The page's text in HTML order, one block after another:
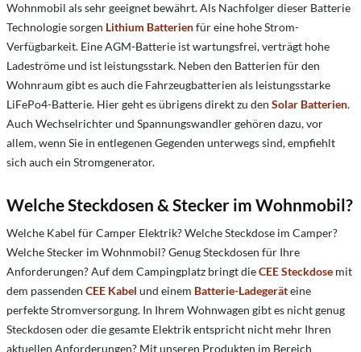
Wohnmobil als sehr geeignet bewährt. Als Nachfolger dieser Batterie
Technologie sorgen Lithium Batterienfür eine hohe Strom-
Verfügbarkeit. Eine AGM-Batterie ist wartungsfrei, verträgt hohe
Ladeströme und ist leistungsstark. Neben den Batterien für den
Wohnraum gibt es auch die Fahrzeugbatterien als leistungsstarke
LiFePo4-Batterie. Hier geht es übrigens direkt zu den Solar Batterien.
Auch Wechselrichter und Spannungswandler gehören dazu, vor
allem, wenn Sie in entlegenen Gegenden unterwegs sind, empfiehlt
sich auch ein Stromgenerator.
Welche Steckdosen & Stecker im Wohnmobil?
Welche Kabel für Camper Elektrik?Welche Steckdose im Camper?
Welche Stecker im Wohnmobil? Genug Steckdosen für Ihre
Anforderungen? Auf dem Campingplatz bringt dieCEE Steckdose mit
dem passenden CEE Kabel und einem Batterie-Ladegeräteine
perfekte Stromversorgung. In Ihrem Wohnwagen gibt es nicht genug
Steckdosen oder die gesamte Elektrik entspricht nicht mehr Ihren
aktuellen Anforderungen? Mit unseren Produkten im Bereich